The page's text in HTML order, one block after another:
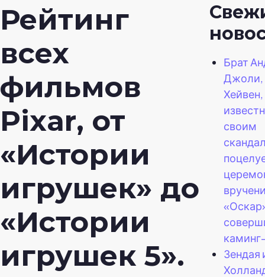
Рейтинг
всех
фильмов
Pixar, от
«Истории
игрушек» до
«Истории
игрушек 5».
Брат
Хейвен,
своим
Зендая